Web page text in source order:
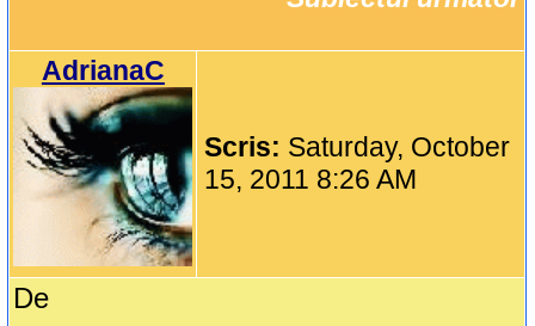
AdrianaC
Scris: Saturday, October
15, 2011 8:26 AM
De